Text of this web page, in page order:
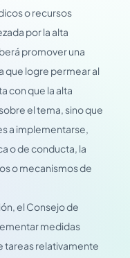
o recursos
por la alta
promover una
que logre permear al
con que la alta
el tema, sino que
a implementarse,
o de conducta, la
o mecanismos de
el Consejo de
medidas
tareas relativamente